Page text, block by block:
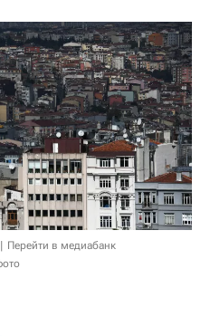
Перейти в медиабанк